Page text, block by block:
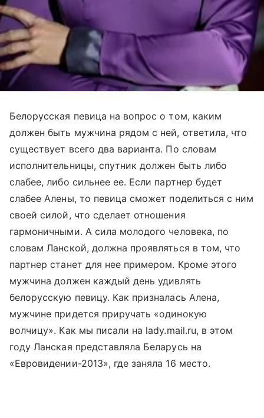
Белорусская певица на вопрос о том, каким
должен быть мужчина рядом с ней, ответила, что
существует всего два варианта. По словам
исполнительницы, спутник должен быть либо
слабее, либо сильнее ее. Если партнер будет
слабее Алены, то певица сможет поделиться с ним
своей силой, что сделает отношения
гармоничными. А сила молодого человека, по
словам Ланской, должна проявляться в том, что
партнер станет для нее примером. Кроме этого
мужчина должен каждый день удивлять
белорусскую певицу. Как призналась Алена,
мужчине придется приручать «одинокую
волчицу». Как мы писали на lady.mail.ru, в этом
году Ланская представляла Беларусь на
«Евровидении-2013», где заняла 16 место.